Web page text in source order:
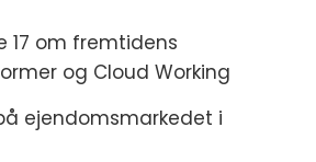
17 om fremtidens
og Cloud Working
ejendomsmarkedet i